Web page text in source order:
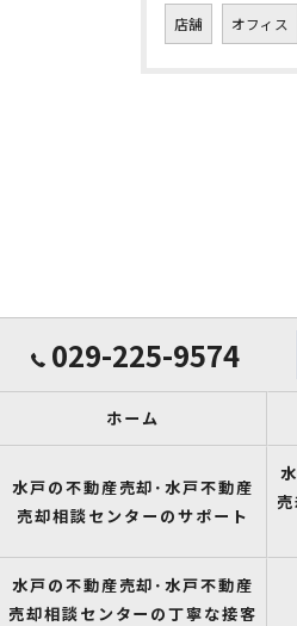
店舗 オフィス
029-225-9574
ホーム
水戸の不動産売却･水戸不動産
売却相談センターのサポート
水戸の不動産売却･水戸不動産
売却相談センターの丁寧な接客